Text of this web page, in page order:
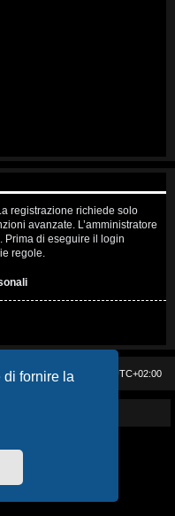
fornire la
registrazione richiede solo
avanzate. L’amministratore
Prima di eseguire il login
regole.
Tutti gli orari sono UTC+02:00